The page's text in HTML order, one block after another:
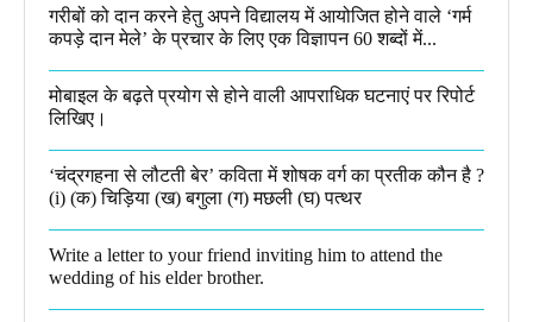
गरीबों को दान करने हेतु अपने विद्यालय में आयोजित होने वाले ‘गर्म
कपड़े दान मेले’ के प्रचार के लिए एक विज्ञापन 60 शब्दों में...
मोबाइल के बढ़ते प्रयोग से होने वाली आपराधिक घटनाएं पर रिपोर्ट
लिखिए।
‘चंद्रगहना से लौटती बेर’ कविता में शोषक वर्ग का प्रतीक कौन है ?
(i) (क) चिड़िया (ख) बगुला (ग) मछली (घ) पत्थर
Write a letter to your friend inviting him to attend the
wedding of his elder brother.